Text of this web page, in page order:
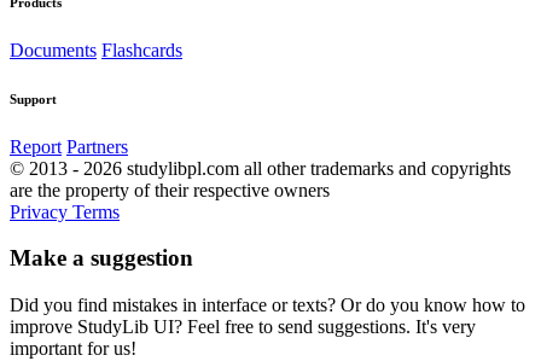
Documents Flashcards
Support
Report Partners
© 2013 - 2026 studylibpl.com all other trademarks and copyrights
are the property of their respective owners
Privacy Terms
Make a suggestion
Did you find mistakes in interface or texts? Or do you know how to
improve StudyLib UI? Feel free to send suggestions. It's very
important for us!